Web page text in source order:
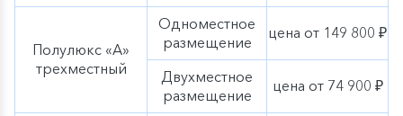
Полулюкс «А»
трехместный
Одноместное
размещение
цена от 149 800 ₽
Двухместное
размещение
цена от 74 900 ₽